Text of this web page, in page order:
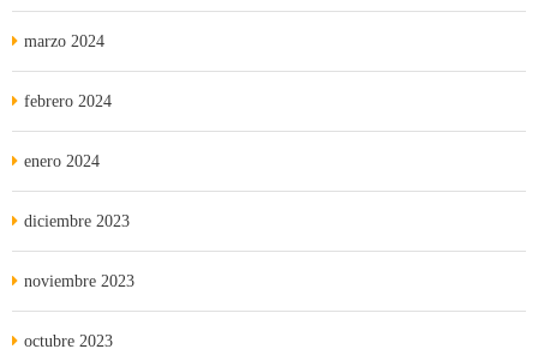
marzo 2024
febrero 2024
enero 2024
diciembre 2023
noviembre 2023
octubre 2023